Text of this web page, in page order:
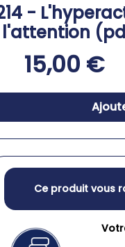
-
l'attention
15,00 €
Ce produit vous